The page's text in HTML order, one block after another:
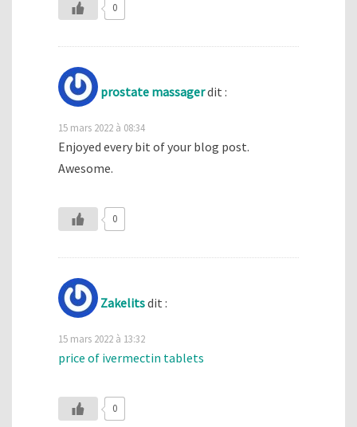
0
prostate massagerdit :
15 mars 2022 à 08:34
Enjoyed every bit of your blog post.
Awesome.
0
Zakelitsdit :
15 mars 2022 à 13:32
price of ivermectin tablets
0